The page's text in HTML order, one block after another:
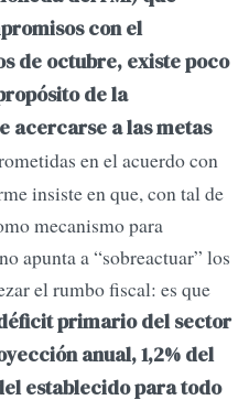
con el
de octubre, existe poco
de la
acercarse a las metas
en el acuerdo con
insiste en que, con tal de
mecanismo para
apunta a “sobreactuar” los
el rumbo fiscal: es que
primario del sector
anual, 1,2% del
establecido para todo